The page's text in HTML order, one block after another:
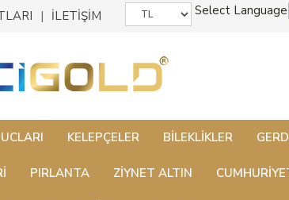
İLETİŞİM Select Language
KELEPÇELER BILEKLIKLER
PIRLANTA ZİYNET ALTIN